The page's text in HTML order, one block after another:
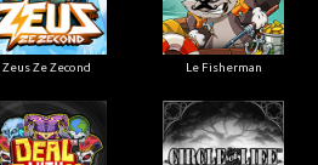
Zeus Ze Zecond Le Fisherman